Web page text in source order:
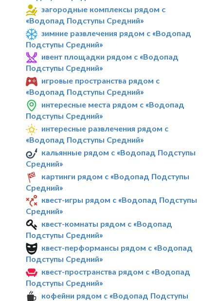
загородные комплексы рядом с
«Водопад Подступы Средний»
зимние развлечения рядом с «Водопад
Подступы Средний»
ивент площадки рядом с «Водопад
Подступы Средний»
игровые пространства рядом с
«Водопад Подступы Средний»
интересные места рядом с «Водопад
Подступы Средний»
интересные развлечения рядом с
«Водопад Подступы Средний»
кальянные рядом с «Водопад Подступы
Средний»
картинги рядом с «Водопад Подступы
Средний»
квест-игры рядом с «Водопад Подступы
Средний»
квест-комнаты рядом с «Водопад
Подступы Средний»
квест-перформансы рядом с «Водопад
Подступы Средний»
квест-пространства рядом с «Водопад
Подступы Средний»
кофейни рядом с «Водопад Подступы